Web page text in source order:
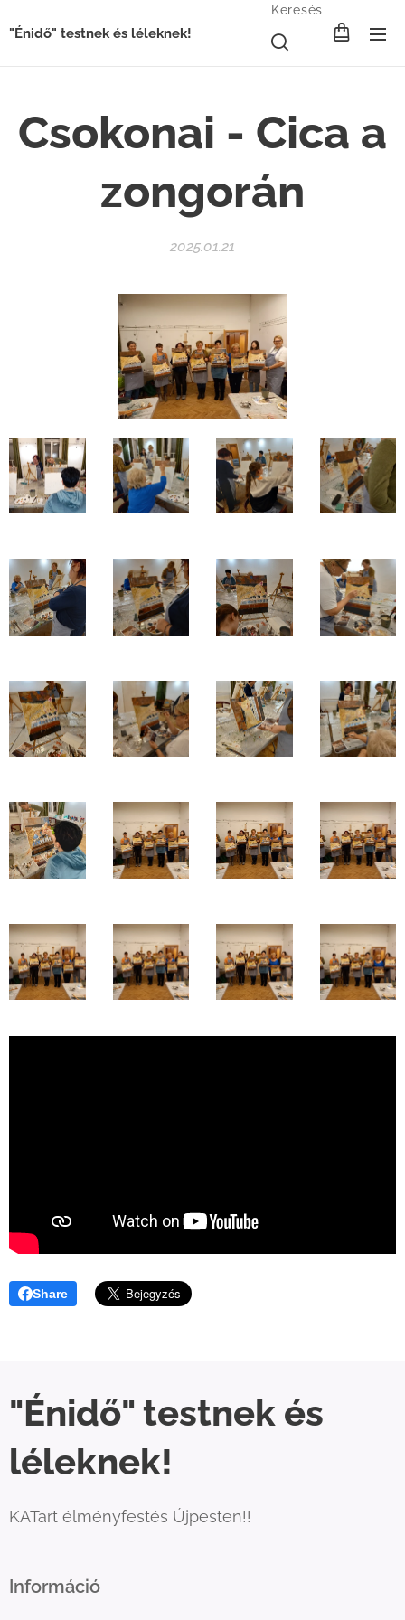
"Énidő" testnek és léleknek!
Keresés
Csokonai - Cica a
zongorán
2025.01.21
Share
"Énidő" testnek és
léleknek!
KATart élményfestés Újpesten!!
Információ